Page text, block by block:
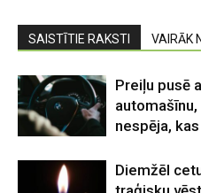
SAISTĪTIE RAKSTI VAIRĀK
Preiļu pusē
nespēja,
Diemžēl